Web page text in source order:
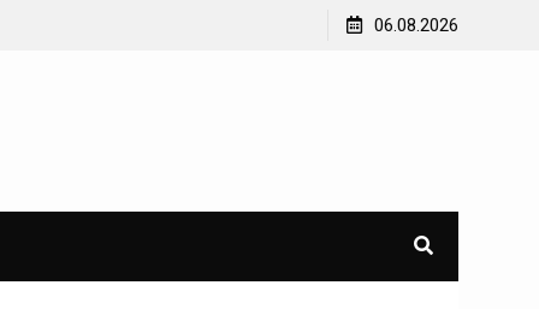
У Лисичанську росіяни обстріляли будинок – під
06.08.2026